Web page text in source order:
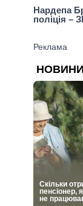
Нардепа
поліція –